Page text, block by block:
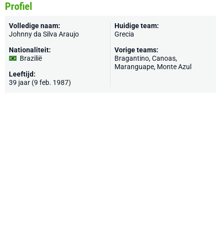
Profiel
Volledige naam:
Johnny da Silva Araujo
Nationaliteit:
Brazilië
Leeftijd:
39 jaar (9 feb. 1987)
Huidige team:
Grecia
Vorige teams:
Bragantino, Canoas,
Maranguape, Monte Azul